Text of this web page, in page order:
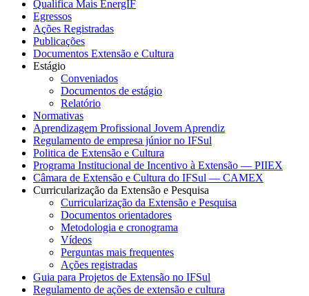
Qualifica Mais EnergIF
Egressos
Ações Registradas
Publicações
Documentos Extensão e Cultura
Estágio
Conveniados
Documentos de estágio
Relatório
Normativas
Aprendizagem Profissional Jovem Aprendiz
Regulamento de empresa júnior no IFSul
Politica de Extensão e Cultura
Programa Institucional de Incentivo à Extensão — PIIEX
Câmara de Extensão e Cultura do IFSul — CAMEX
Curricularização da Extensão e Pesquisa
Curricularização da Extensão e Pesquisa
Documentos orientadores
Metodologia e cronograma
Vídeos
Perguntas mais frequentes
Ações registradas
Guia para Projetos de Extensão no IFSul
Regulamento de ações de extensão e cultura